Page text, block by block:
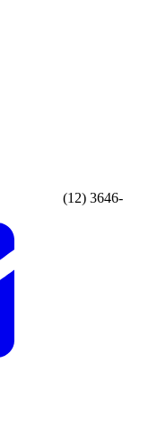
(12) 3646-